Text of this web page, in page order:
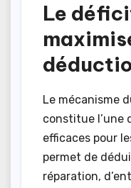
Le
Le mécanisme
constitue l’une
efficaces pour
permet de
réparation,